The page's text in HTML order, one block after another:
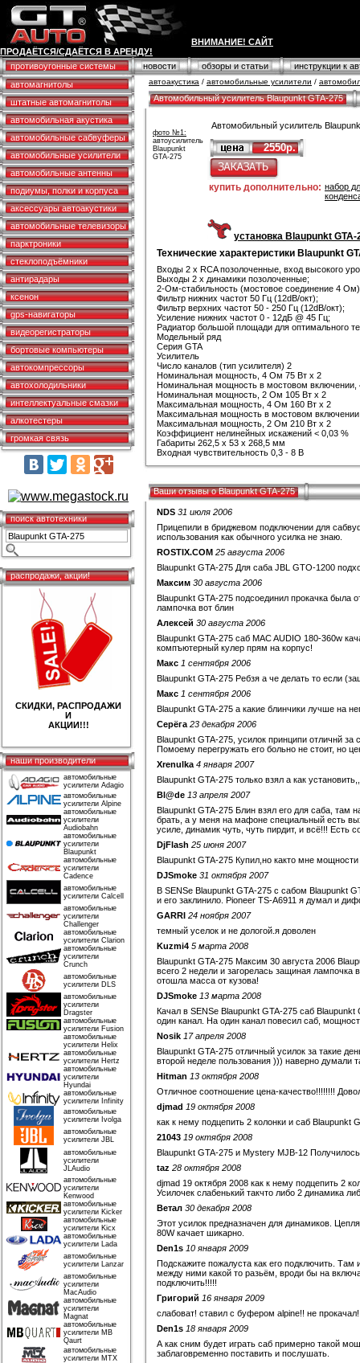
ВНИМАНИЕ! САЙТ
ПРОДАЁТСЯ/СДАЁТСЯ В АРЕНДУ!
противоугонные системы
новости обзоры и статьи
инструкции к
автомагнитолы
штатные автомагнитолы
автомобильная акустика
автомобильные сабвуферы
автомобильные усилители
автомобильные антенны
подиумы, полки и корпуса
аксессуары автоакустики
автомобильные телевизоры
парктроники
стеклоподъёмники
антирадары
ксенон
gps-навигаторы
видеорегистраторы
бортовые компьютеры
автокомпрессоры
автохолодильники
интеллектуальные смазки
алкотестеры
громкая связь
поиск автотехники
распродажи, акции!
СКИДКИ, РАСПРОДАЖИ
И
АКЦИИ!!!
наши производители
автомобильные
усилители Adagio
автомобильные
усилители Alpine
автомобильные
усилители
Audiobahn
автомобильные
усилители
Blaupunkt
автомобильные
усилители
Cadence
автомобильные
усилители Calcell
автомобильные
усилители
Challenger
автомобильные
усилители Clarion
автомобильные
усилители
Crunch
автомобильные
усилители DLS
автомобильные
усилители
Dragster
автомобильные
усилители Fusion
автомобильные
усилители Helix
автомобильные
усилители Hertz
автомобильные
усилители
Hyundai
автомобильные
усилители Infinity
автомобильные
усилители Ivolga
автомобильные
усилители JBL
автомобильные
усилители
JLAudio
автомобильные
усилители
Kenwood
автомобильные
усилители Kicker
автомобильные
усилители Kicx
автомобильные
усилители Lada
автомобильные
усилители Lanzar
автомобильные
усилители
MacAudio
автомобильные
усилители
Magnat
автомобильные
усилители MB
Qaurt
автомобильные
усилители MTX
автоакустика / автомобильные усилители /
Автомобильный усилитель Blaupunkt GTA-275
фото №1:
автоусилитель
Blaupunkt
GTA-275
Автомобильный усилитель
2550р.
купить дополнительно: набор
установка Blaupunkt
Технические характеристики Blaupunkt
Входы 2 x RCA позолоченные, вход высокого
Выходы 2 x динамики позолоченные;
2-Ом-стабильность (мостовое соединение 4
Фильтр нижних частот 50 Гц (12dB/окт);
Фильтр верхних частот 50 - 250 Гц (12dB/окт);
Усиление нижних частот 0 - 12дБ @ 45 Гц;
Радиатор большой площади для оптимального
Модельный ряд
Серия GTA
Усилитель
Число каналов (тип усилителя) 2
Номинальная мощность, 4 Ом 75 Вт х 2
Номинальная мощность в мостовом
Номинальная мощность, 2 Ом 105 Вт х 2
Максимальная мощность, 4 Ом 160 Вт х 2
Максимальная мощность в мостовом
Максимальная мощность, 2 Ом 210 Вт х 2
Коэффициент нелинейных искажений < 0,03 %
Габариты 262,5 x 53 x 268,5 мм
Входная чувствительность 0,3 - 8 В
Ваши отзывы о Blaupunkt GTA-275
NDS 31 июля 2006
Прицепили в бриджевом подключении для
использования как обычного усилка не знаю.
ROSTIX.COM 25 августа 2006
Blaupunkt GTA-275 Для саба JBL GTO-1200
Максим 30 августа 2006
Blaupunkt GTA-275 подсоединил прокачка была
лампочка вот блин
Алексей 30 августа 2006
Blaupunkt GTA-275 саб MAC AUDIO 180-360w
компъютерный кулер прям на корпус!
Макс 1 сентября 2006
Blaupunkt GTA-275 Ребзя а че делать то если
Макс 1 сентября 2006
Blaupunkt GTA-275 а какие блинчики лучше на
Серёга 23 декабря 2006
Blaupunkt GTA-275, усилок принципи отличнй
Помоему перегружать его больно не стоит, но
Xrenulka 4 января 2007
Blaupunkt GTA-275 только взял а как
Bl@de 13 апреля 2007
Blaupunkt GTA-275 Блин взял его для саба,
брать, а у меня на мафоне специальный есть
усиле, динамик чуть, чуть пирдит, и всё!!! Есть
DjFlash 25 июня 2007
Blaupunkt GTA-275 Купил,но както мне
DJSmoke 31 октября 2007
В SENSе Blaupunkt GTA-275 с сабом Blaupunkt
и его заклинило. Pioneer TS-A6911 я думал и
GARRI 24 ноября 2007
темный уселок и не дологой.я доволен
Kuzmi4 5 марта 2008
Blaupunkt GTA-275 Максим 30 августа 2006
всего 2 недели и загорелась защиная лампочка
отошла масса от кузова!
DJSmoke 13 марта 2008
Качал в SENSe Blaupunkt GTA-275 саб
один канал. На один канал повесил саб,
Nosik 17 апреля 2008
Blaupunkt GTA-275 отличный усилок за такие
второй неделе пользования ))) наверно думали
Hitman 13 октября 2008
Отличное соотношение цена-качество!!!!!!!!
djmad 19 октября 2008
как к нему подцепить 2 колонки и саб Blaupunkt
21043 19 октября 2008
Blaupunkt GTA-275 и Mystery MJB-12
taz 28 октября 2008
djmad 19 октября 2008 как к нему подцепить 2
Усилочек слабенький такчто либо 2 динамика
Ветал 30 декабря 2008
Этот усилок предназначен для динамиков.
80W качает шикарно.
Den1s 10 января 2009
Подскажите пожалуста как его подключить.
между ними какой то разьём, вроди бы на
подключить!!!!!
Григорий 16 января 2009
слабоват! ставил с буфером alpine!! не
Den1s 18 января 2009
А как сним будет играть саб примерно такой
заблаговременно поставить и послушать.